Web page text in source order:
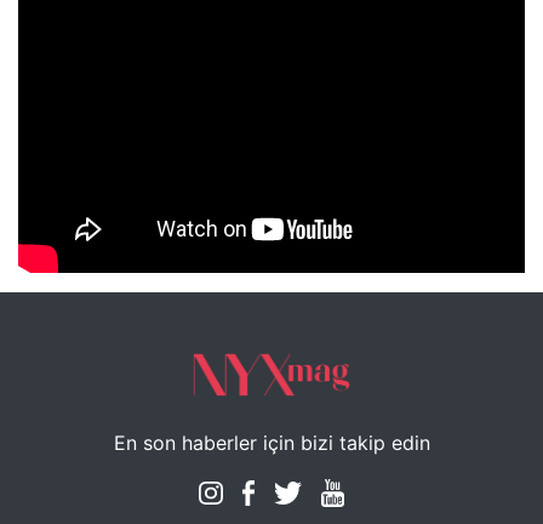
NYXmag 2. Yaş Kutlama Etkinliği
En son haberler için bizi takip edin